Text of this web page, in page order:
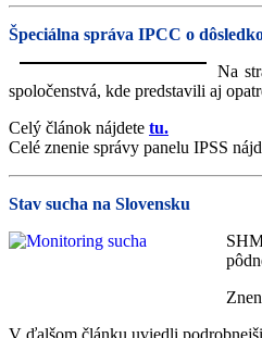
Špeciálna správa IPCC o
Na
spoločenstvá, kde predstavili aj
Celý článok nájdete tu.
Celé znenie správy panelu IPSS
Stav sucha na Slovensku
V ďalšom článku uviedli